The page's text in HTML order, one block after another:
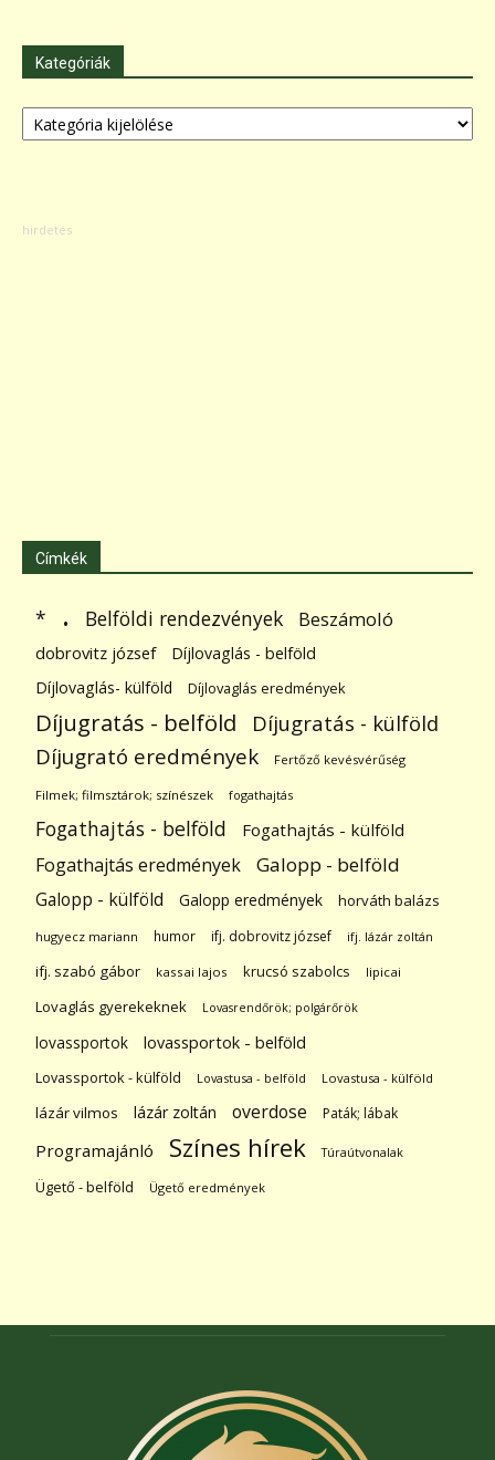
Kategóriák
Kategóriák
Címkék
* . Belföldi rendezvények Beszámoló
dobrovitz józsef
Díjlovaglás - belföld
Díjlovaglás- külföld
Díjlovaglás eredmények
Díjugratás - belföld Díjugratás - külföld
Díjugrató eredmények Fertőző kevésvérűség
Filmek; filmsztárok; színészek fogathajtás
Fogathajtás - belföld Fogathajtás - külföld
Fogathajtás eredmények Galopp - belföld
Galopp - külföld Galopp eredmények horváth balázs
hugyecz mariann humor ifj. dobrovitz józsef ifj. lázár zoltán
ifj. szabó gábor kassai lajos krucsó szabolcs lipicai
Lovaglás gyerekeknek Lovasrendőrök; polgárőrök
lovassportok lovassportok - belföld
Lovassportok - külföld Lovastusa - belföld Lovastusa - külföld
lázár vilmos lázár zoltán overdose Paták; lábak
Programajánló Színes hírek Túraútvonalak
Ügető - belföld Ügető eredmények